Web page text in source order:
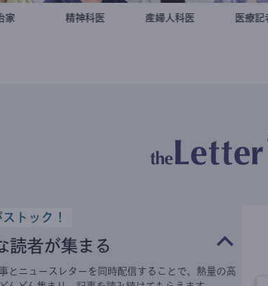
小坂英二 藤野智哉
精神科医 重見大介
産婦人科医
トック！
読者が集まる
とニュースレターを同時配信することで、熱量の高